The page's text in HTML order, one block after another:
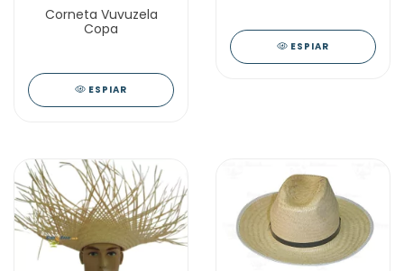
Corneta Vuvuzela
Copa
ESPIAR
ESPIAR